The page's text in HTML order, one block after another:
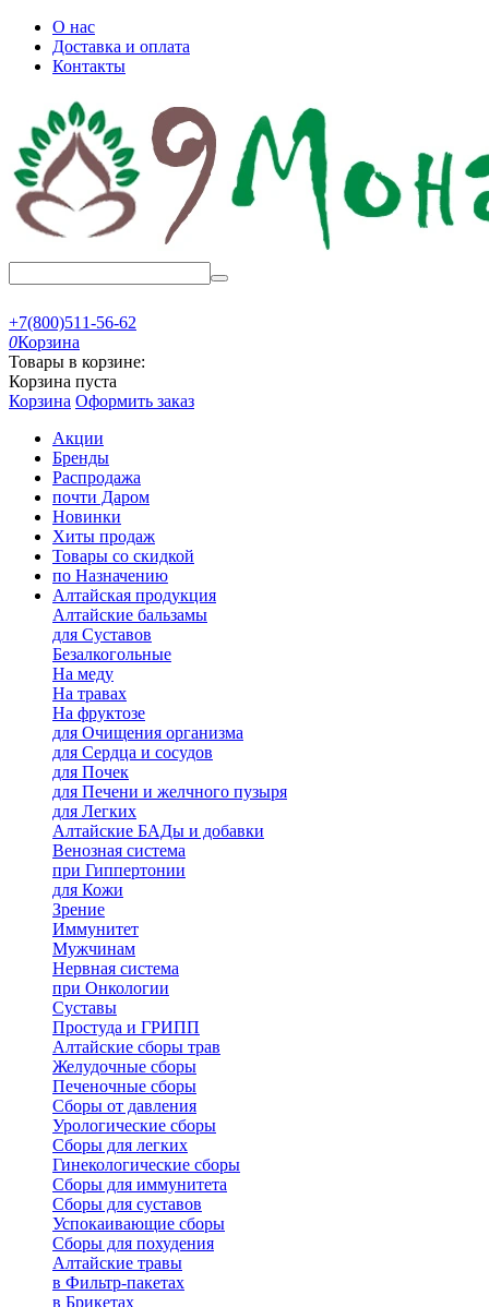
О нас
Доставка и оплата
Контакты
+7(800)511-56-62
0Корзина
Товары в корзине:
Корзина пуста
Корзина Оформить заказ
Акции
Бренды
Распродажа
почти Даром
Новинки
Хиты продаж
Товары со скидкой
по Назначению
Алтайская продукция
Алтайские бальзамы
для Суставов
Безалкогольные
На меду
На травах
На фруктозе
для Очищения организма
для Сердца и сосудов
для Почек
для Печени и желчного пузыря
для Легких
Алтайские БАДы и добавки
Венозная система
при Гиппертонии
для Кожи
Зрение
Иммунитет
Мужчинам
Нервная система
при Онкологии
Суставы
Простуда и ГРИПП
Алтайские сборы трав
Желудочные сборы
Печеночные сборы
Сборы от давления
Урологические сборы
Сборы для легких
Гинекологические сборы
Сборы для иммунитета
Сборы для суставов
Успокаивающие сборы
Сборы для похудения
Алтайские травы
в Фильтр-пакетах
в Брикетах